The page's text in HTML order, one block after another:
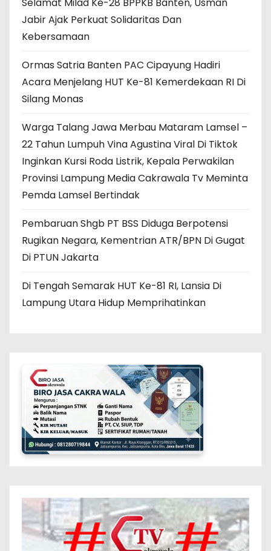
Jabir Ajak Perkuat Solidaritas Dan
Kebersamaan
Ormas Satria Banten PAC Cipayung Hadiri
Acara Menjelang HUT Ke-81 Kemerdekaan RI Di
Silang Monas
Warga Talang Jawa Merbau Mataram Lamsel –
22 Tahun Lumpuh Vina Agustina Viral Di Tiktok
Inginkan Kursi Roda Listrik, Kepala Perwakilan
Provinsi Lampung Media Cakrawala Tv Meminta
Pemda Lamsel Bertindak
Pembaruan Shgb PT BSS Diduga Berpotensi
Rugikan Negara, Kementrian ATR/BPN Di Gugat
Di PTUN Jakarta
Di Tengah Semarak HUT Ke-81 RI, Lansia Di
Lampung Utara Hidup Memprihatinkan